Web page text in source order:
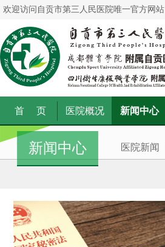
欢迎访问自贡市第三人民医院唯一官方网站
首 页 医院概况 新闻中心
新闻中心 医院新闻